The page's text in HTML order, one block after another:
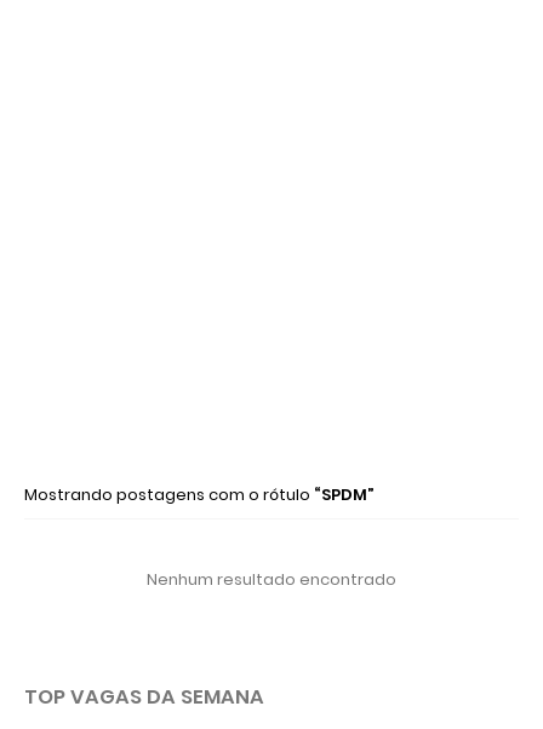
Mostrando postagens com o rótulo SPDM
Nenhum resultado encontrado
TOP VAGAS DA SEMANA